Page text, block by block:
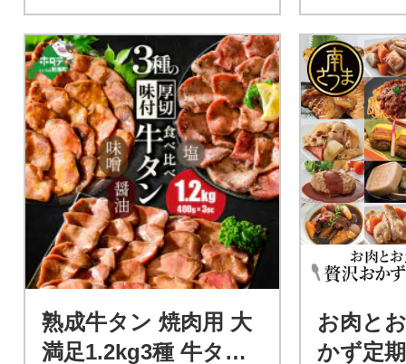
熟成牛タン 焼肉用 大
満足1.2kg3種 牛タン
お肉と
かず定